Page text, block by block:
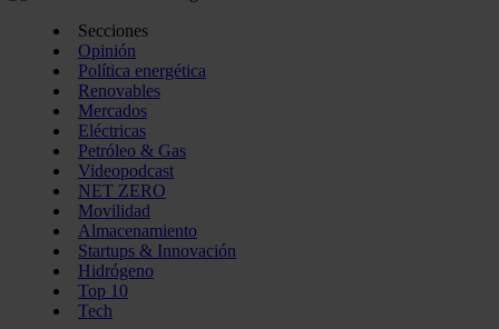
Secciones
Opinión
Política energética
Renovables
Mercados
Eléctricas
Petróleo & Gas
Videopodcast
NET ZERO
Movilidad
Almacenamiento
Startups & Innovación
Hidrógeno
Top 10
Tech